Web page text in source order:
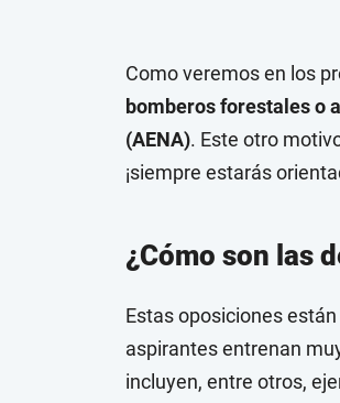
Como veremos en los
bomberos forestales o
(AENA). Este otro
¡siempre estarás
¿Cómo son las
Estas oposiciones
aspirantes entrenan
incluyen, entre otros,